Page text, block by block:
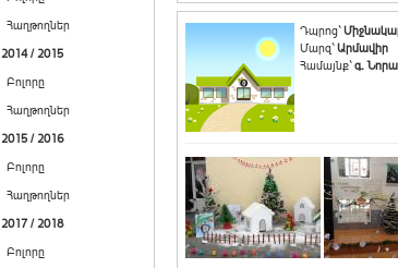
Հաղթողներ
2014 / 2015
Բոլորը
Հաղթողներ
2015 / 2016
Բոլորը
Հաղթողներ
2017 / 2018
Բոլորը
Դպրոց`
Մարզ`Արմավիր
Համայնք`գ.